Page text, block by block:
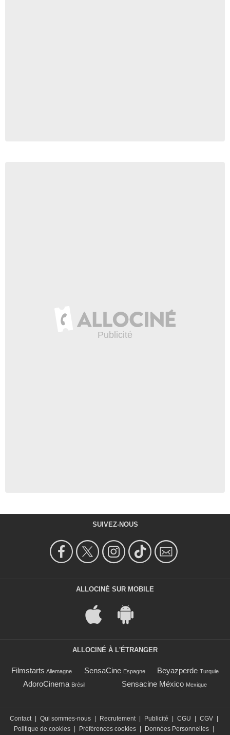
SUIVEZ-NOUS
ALLOCINÉ SUR MOBILE
ALLOCINÉ À L'ÉTRANGER
Filmstarts Allemagne SensaCine Espagne Beyazperde Turquie
AdoroCinema Brésil Sensacine México Mexique
Contact Qui sommes-nous Recrutement Publicité CGU CGV
Politique de cookies
Préférences cookies Données Personnelles